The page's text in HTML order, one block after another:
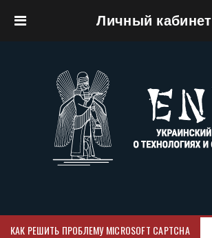
Личный кабинет
КАК РЕШИТЬ ПРОБЛЕМУ MICROSOFT CAPTCHA